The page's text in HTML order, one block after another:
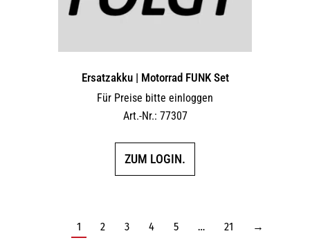
Ersatzakku | Motorrad FUNK Set
Für Preise bitte einloggen
Art.-Nr.: 77307
ZUM LOGIN.
1 2 3 4 5 … 21 →